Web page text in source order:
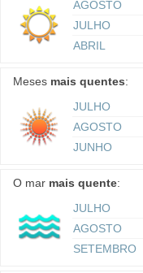
AGOSTO
JULHO
ABRIL
Meses mais quentes:
JULHO
AGOSTO
JUNHO
O mar mais quente:
JULHO
AGOSTO
SETEMBRO